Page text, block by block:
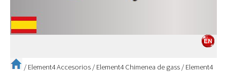
/ Element4 Accesorios / Element4 Chimenea de gass / Element4